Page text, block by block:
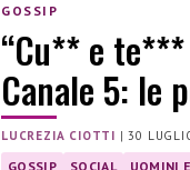
GOSSIP
“Cu** e
Canale 5: le
LUCREZIA CIOTTI |30
GOSSIP SOCIAL UOMINI